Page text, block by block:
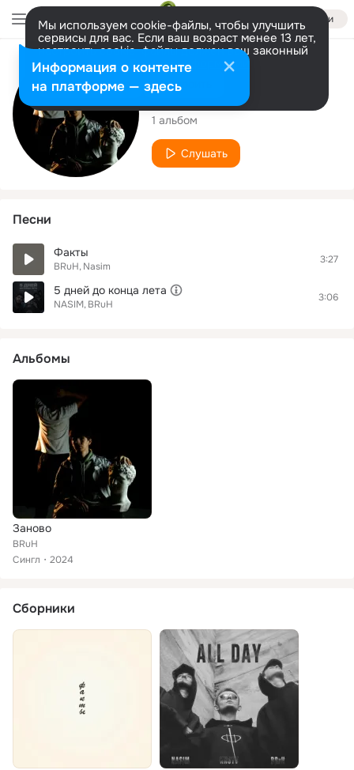
Войти
Мы используем cookie-файлы, чтобы улучшить
сервисы для вас. Если ваш возраст менее 13 лет,
настроить cookie-файлы должен ваш законный
представитель. Больше информации
Разрешить все Настроить
Исполнитель
BRuH
1 альбом
Слушать
Песни
Факты
BRuH Nasim
3:27
5 дней до конца лета
NASIM BRuH
3:06
Альбомы
Заново
BRuH
Сингл
2024
Сборники
Информация о контенте
на платформе — здесь